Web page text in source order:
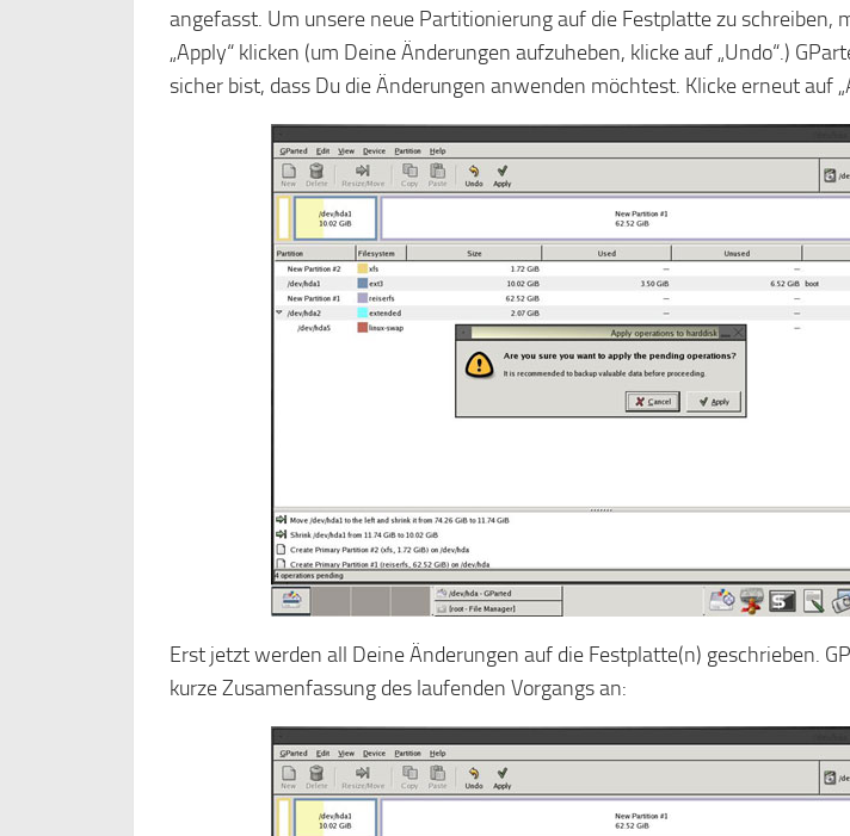
angefasst. Um unsere neue Partitionierung auf die Festplatte zu schreiben,
„Apply“ klicken (um Deine Änderungen aufzuheben, klicke auf „Undo“.)
sicher bist, dass Du die Änderungen anwenden möchtest. Klicke erneut auf
Erst jetzt werden all Deine Änderungen auf die Festplatte(n) geschrieben.
kurze Zusamenfassung des laufenden Vorgangs an: